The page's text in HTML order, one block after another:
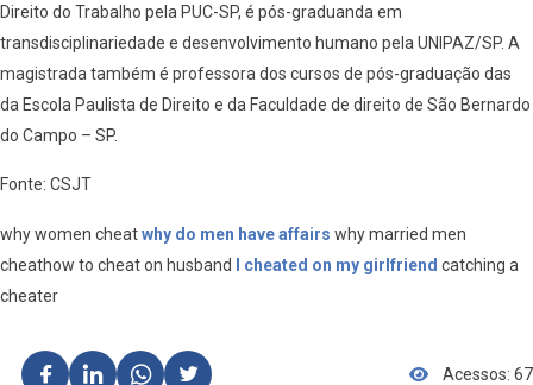
Direito do Trabalho pela PUC-SP, é pós-graduanda em
transdisciplinariedade e desenvolvimento humano pela UNIPAZ/SP. A
magistrada também é professora dos cursos de pós-graduação das
da Escola Paulista de Direito e da Faculdade de direito de São Bernardo
do Campo – SP.
Fonte: CSJT
why women cheatwhy do men have affairs why married men
cheathow to cheat on husband
I cheated on my girlfriend catching a
cheater
Acessos: 67